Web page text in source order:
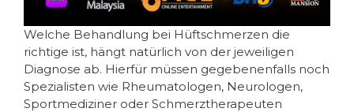
Welche Behandlung bei Hüftschmerzen die
richtige ist, hängt natürlich von der jeweiligen
Diagnose ab. Hierfür müssen gegebenenfalls noch
Spezialisten wie Rheumatologen, Neurologen,
Sportmediziner oder Schmerztherapeuten